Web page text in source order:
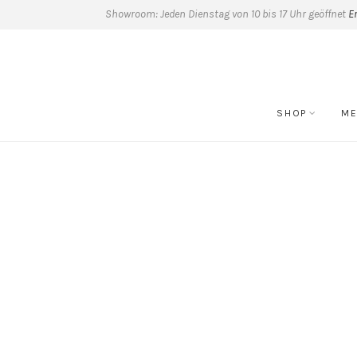
Showroom: Jeden Dienstag von 10 bis 17 Uhr geöffnet
SHOP